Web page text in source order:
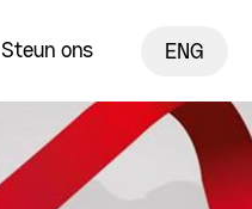
Steun ons ENG